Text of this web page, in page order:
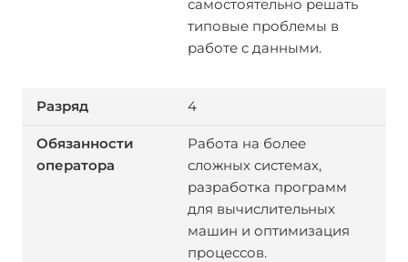
самостоятельно решать
типовые проблемы в
работе с данными.
4
Работа на более
сложных системах,
разработка программ
для вычислительных
машин и оптимизация
процессов.